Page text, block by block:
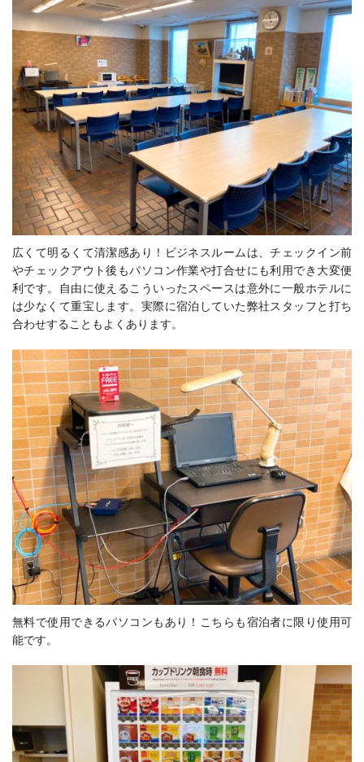
広くて明るくて清潔感あり！ビジネスルームは、チェックイン前
やチェックアウト後もパソコン作業や打合せにも利用でき大変便
利です。自由に使えるこういったスペースは意外に一般ホテルに
は少なくて重宝します。実際に宿泊していた弊社スタッフと打ち
合わせすることもよくあります。
無料で使用できるパソコンもあり！こちらも宿泊者に限り使用可
能です。